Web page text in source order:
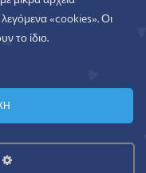
Χρήσης
«cookies». Οι
το ίδιο.